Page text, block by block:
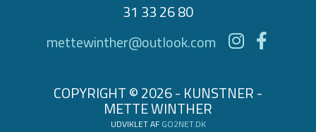
31 33 26 80
mettewinther@outlook.com
COPYRIGHT © 2026 - KUNSTNER -
METTE WINTHER
UDVIKLET AF GO2NET.DK